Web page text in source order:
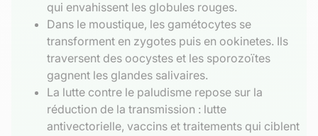
qui envahissent les globules rouges.
Dans le moustique, les gamétocytes se
transforment en zygotes puis en ookinetes. Ils
traversent des oocystes et les sporozoïtes
gagnent les glandes salivaires.
La lutte contre le paludisme repose sur la
réduction de la transmission : lutte
antivectorielle, vaccins et traitements qui ciblent